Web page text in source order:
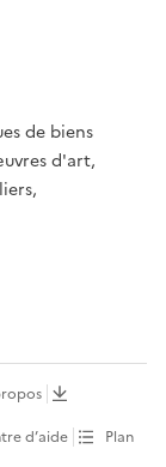
de biens
d'art,
d’aide
Plan